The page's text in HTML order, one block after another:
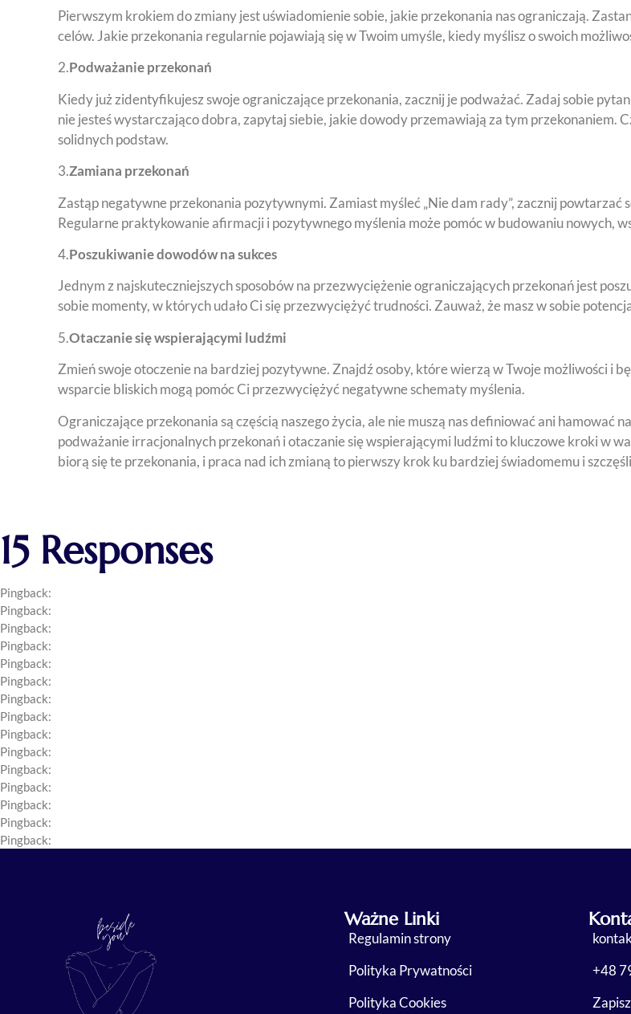
Pierwszym krokiem do zmiany jest uświadomienie sobie, jakie przekonania nas ograniczają.
celów. Jakie przekonania regularnie pojawiają się w Twoim umyśle, kiedy myślisz o swoich
2.Podważanie przekonań
Kiedy już zidentyfikujesz swoje ograniczające przekonania, zacznij je podważać. Zadaj sobie
nie jesteś wystarczająco dobra, zapytaj siebie, jakie dowody przemawiają za tym przekonaniem.
solidnych podstaw.
3.Zamiana przekonań
Zastąp negatywne przekonania pozytywnymi. Zamiast myśleć „Nie dam rady”, zacznij powtarzać
Regularne praktykowanie afirmacji i pozytywnego myślenia może pomóc w budowaniu nowych,
4.Poszukiwanie dowodów na sukces
Jednym z najskuteczniejszych sposobów na przezwyciężenie ograniczających przekonań jest
sobie momenty, w których udało Ci się przezwyciężyć trudności. Zauważ, że masz w sobie
5.Otaczanie się wspierającymi ludźmi
Zmień swoje otoczenie na bardziej pozytywne. Znajdź osoby, które wierzą w Twoje możliwości i
wsparcie bliskich mogą pomóc Ci przezwyciężyć negatywne schematy myślenia.
Ograniczające przekonania są częścią naszego życia, ale nie muszą nas definiować ani hamować
podważanie irracjonalnych przekonań i otaczanie się wspierającymi ludźmi to kluczowe kroki w
biorą się te przekonania, i praca nad ich zmianą to pierwszy krok ku bardziej świadomemu i
15 Responses
Pingback:
Pingback:
Pingback:
Pingback:
Pingback:
Pingback:
Pingback:
Pingback:
Pingback:
Pingback:
Pingback:
Pingback:
Pingback:
Pingback:
Pingback:
Ważne Linki
Regulamin strony
Polityka Prywatności
Polityka Cookies
+48